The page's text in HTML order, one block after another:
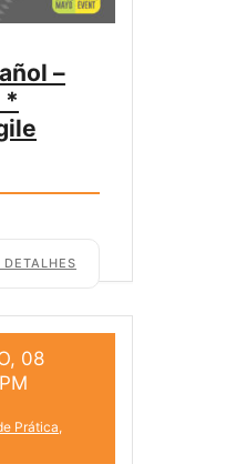
–
*
DETALHES
08
Prática